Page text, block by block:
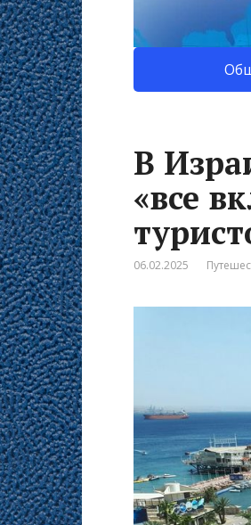
В
«все
06.02.2025